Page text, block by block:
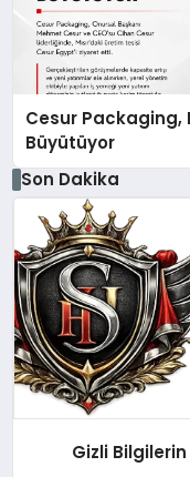
Cesur Packaging,
Büyütüyor
Son Dakika
Gizli